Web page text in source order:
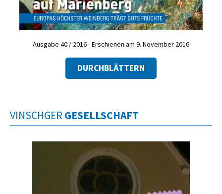
Ausgabe 40 / 2016 - Erschienen am 9. November 2016
DURCHBLÄTTERN
VINSCHGER GESELLSCHAFT